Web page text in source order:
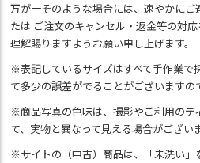
万が一そのような場合には、速やかに
たは ご注文のキャンセル・返金等の対
理解賜りますようお願い申し上げます。
※表記しているサイズはすべて手作業で
て多少の誤差がでることがございますの
※商品写真の色味は、撮影やご利用のデ
て、実物と異なって見える場合がござい
※サイトの（中古）商品は、「未洗い」